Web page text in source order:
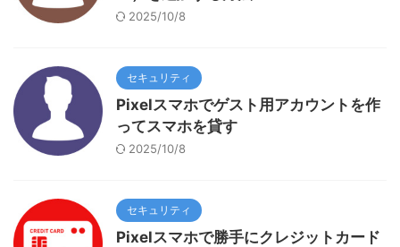
2025/10/8
セキュリティ
Pixelスマホでゲスト用アカウントを作
ってスマホを貸す
2025/10/8
セキュリティ
Pixelスマホで勝手にクレジットカード